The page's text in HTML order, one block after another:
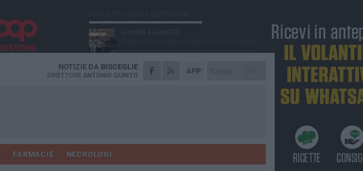
APP
NOTIZIE DA BISCEGLIE
DIRETTORE ANTONIO QUINTO
FARMACIE NECROLOGI
un'esibizione improvvisata in aeroporto a
MARTEDÌ 4 AGOSTO
Emergenza caldo, il Comune di Bisceglie
Due auto incendiate nella notte in via Dieta
MERCOLEDÌ 5 AGOSTO